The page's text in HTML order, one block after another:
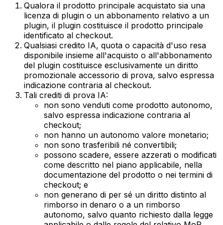
Qualora il prodotto principale acquistato sia una
licenza di plugin o un abbonamento relativo a un
plugin, il plugin costituisce il prodotto principale
identificato al checkout.
Qualsiasi credito IA, quota o capacità d'uso resa
disponibile insieme all'acquisto o all'abbonamento
del plugin costituisce esclusivamente un diritto
promozionale accessorio di prova, salvo espressa
indicazione contraria al checkout.
Tali crediti di prova IA:
non sono venduti come prodotto autonomo,
salvo espressa indicazione contraria al
checkout;
non hanno un autonomo valore monetario;
non sono trasferibili né convertibili;
possono scadere, essere azzerati o modificati
come descritto nel piano applicabile, nella
documentazione del prodotto o nei termini di
checkout; e
non generano di per sé un diritto distinto al
rimborso in denaro o a un rimborso
autonomo, salvo quanto richiesto dalla legge